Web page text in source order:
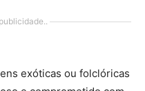
exóticas ou folclóricas